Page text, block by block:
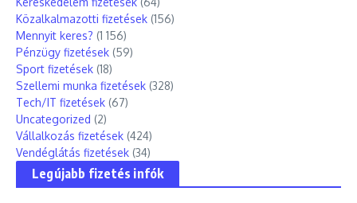
Közalkalmazotti fizetések (156)
Mennyit keres? (1 156)
Pénzügy fizetések (59)
Sport fizetések (18)
Szellemi munka fizetések (328)
Tech/IT fizetések (67)
Uncategorized (2)
Vállalkozás fizetések (424)
Vendéglátás fizetések (34)
Legújabb fizetés infók